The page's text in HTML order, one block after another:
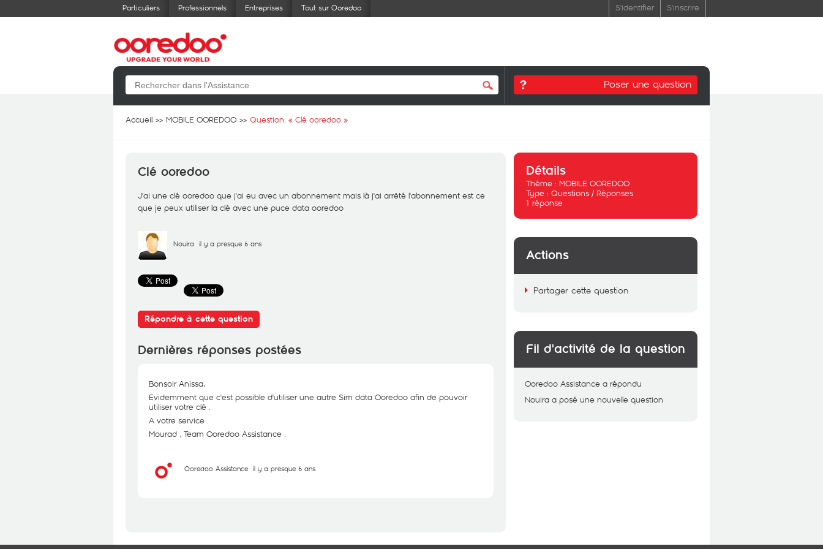
Particuliers Professionnels Entreprises Tout sur Ooredoo S'identifier S'inscrire
Poser une question
Accueil MOBILE OOREDOO Question: « Clé ooredoo »
Clé ooredoo
J'ai une clé ooredoo que j'ai eu avec un abonnement mais là j'ai arrêté l'abonnement est ce
que je peux utiliser la clé avec une puce data ooredoo
Nouira il y a presque 6 ans
Répondre à cette question
Dernières réponses postées
Bonsoir Anissa,
Evidemment que c'est possible d'utiliser une autre Sim data Ooredoo afin de pouvoir
utiliser votre clé .
A votre service .
Mourad , Team Ooredoo Assistance .
Ooredoo Assistance il y a presque 6 ans
Détails
Thème : MOBILE OOREDOO
Type : Questions / Réponses
1 réponse
Actions
Partager cette question
Fil d'activité de la question
Ooredoo Assistance a répondu
Nouira a posé une nouvelle question